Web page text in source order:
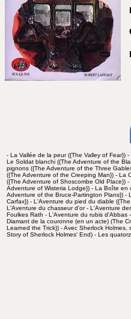
- La Vallée de la peur ({The Valley of Fear})
Le Soldat blanchi ({The Adventure of the
pignons ({The Adventure of the Three
({The Adventure of the Creeping Man}) - La
({The Adventure of Shoscombe Old Place})
Adventure of Wisteria Lodge}) - La Boîte en
Adventure of the Bruce-Partington Plans}) -
Carfax}) - L'Aventure du pied du diable
L'Aventure du chasseur d'or - L'Aventure
Foulkes Rath - L'Aventure du rubis
Diamant de la couronne (en un acte) (The
Learned the Trick}) - Avec Sherlock
Story of Sherlock Holmes' End) - Les